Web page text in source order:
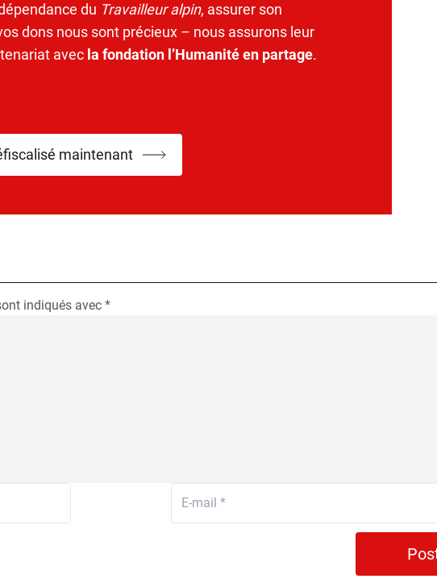
du Travailleur alpin, assurer son
dons nous sont précieux – nous assurons leur
avec la fondation l’Humanité en partage.
maintenant
indiqués avec *